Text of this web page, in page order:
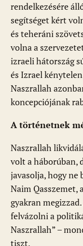
rendelkezésére
segítséget kért
és teheráni
volna a
izraeli hátország
és Izrael
Naszrallah
koncepciójának
A történetnek
Naszrallah
volt a háborúban,
javasolja, hogy ne
Naim Qasszemet,
gyakran
felvázolni a
Naszrallah” –
tiszt.